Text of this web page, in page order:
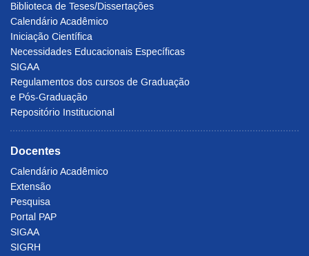
Biblioteca de Teses/Dissertações
Calendário Acadêmico
Iniciação Científica
Necessidades Educacionais Específicas
SIGAA
Regulamentos dos cursos de Graduação
e Pós-Graduação
Repositório Institucional
Docentes
Calendário Acadêmico
Extensão
Pesquisa
Portal PAP
SIGAA
SIGRH